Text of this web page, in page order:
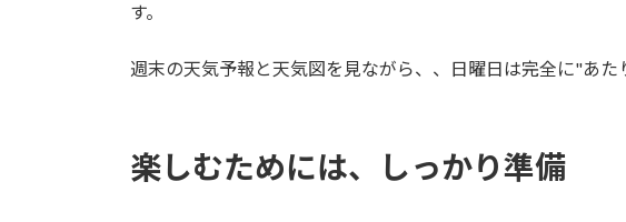
す。
週末の天気予報と天気図を見ながら、、日曜日は完全に"あた
楽しむためには、しっかり準備